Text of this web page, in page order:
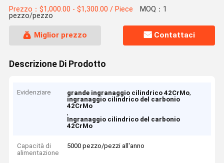
Prezzo：$1,000.00 - $1,300.00 / Piece MOQ：1
pezzo/pezzo
Miglior prezzo Contattaci
Descrizione Di Prodotto
Evidenziare grande ingranaggio cilindrico 42CrMo,
ingranaggio cilindrico del carbonio
42CrMo
,
Ingranaggio cilindrico del carbonio
42CrMo
Capacità di
alimentazione
5000 pezzo/pezzi all'anno